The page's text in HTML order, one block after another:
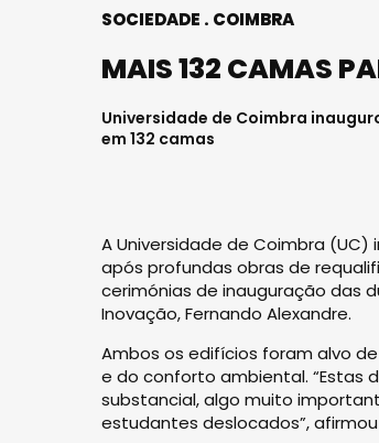
SOCIEDADE COIMBRA
MAIS 132 CAMAS
Universidade de Coimbra
em 132 camas
A Universidade de Coimbra
após profundas obras de
cerimónias de inauguração das
Inovação, Fernando Alexandre.
Ambos os edifícios foram alvo
e do conforto ambiental. “Estas
substancial, algo muito
estudantes deslocados”,